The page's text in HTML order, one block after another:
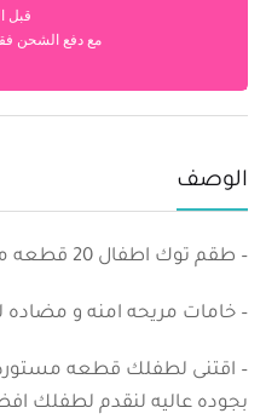
قبل
مع دفع الشحن
الوصف
– طقم توك اطفال 20 قطعه مستورده.
– خامات مريحه امنه و
– اقتنى لطفلك قطعه
بجوده عاليه لنقدم لطفلك